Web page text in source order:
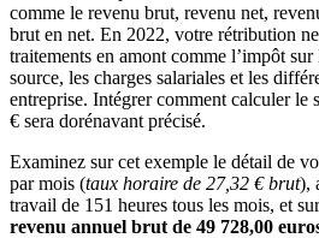
comme le revenu brut, revenu net,
brut en net. En 2022, votre rétribution
traitements en amont comme l’impôt sur
source, les charges salariales et les
entreprise. Intégrer comment calculer le
€ sera dorénavant précisé.
Examinez sur cet exemple le détail de
par mois (taux horaire de 27,32 € brut),
travail de 151 heures tous les mois, et
revenu annuel brut de 49 728,00